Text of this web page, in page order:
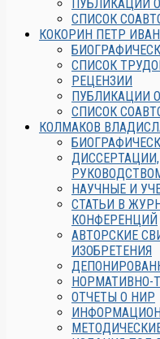
ПУБЛИКАЦИИ
СПИСОК
КОКОРИН ПЕТР
СПИСОК
РЕЦЕНЗИИ
ПУБЛИКАЦИИ
СПИСОК
КОЛМАКОВ
НАУЧНЫЕ И
СТАТЬИ В
КОНФЕРЕНЦИЙ
АВТОРСКИЕ
ИЗОБРЕТЕНИЯ
НОРМАТИВНО-
ОТЧЕТЫ О НИР